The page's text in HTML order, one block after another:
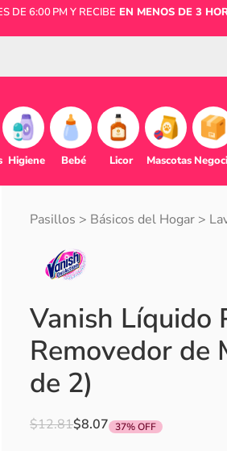
DE 6:00 PM Y RECIBE EN MENOS DE 3
Higiene Bebé Licor Mascotas
Pasillos > Básicos del Hogar>
Vanish Líquido
Removedor de
de 2)
$12.81$8.07 37% OFF